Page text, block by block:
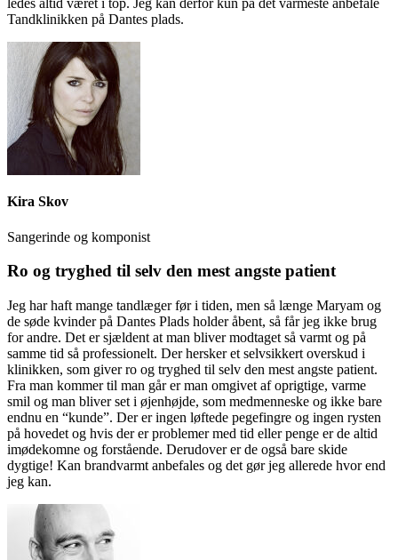
ledes altid været i top. Jeg kan derfor kun på det varmeste anbefale
Tandklinikken på Dantes plads.
Kira Skov
Sangerinde og komponist
Ro og tryghed til selv den mest angste patient
Jeg har haft mange tandlæger før i tiden, men så længe Maryam og
de søde kvinder på Dantes Plads holder åbent, så får jeg ikke brug
for andre. Det er sjældent at man bliver modtaget så varmt og på
samme tid så professionelt. Der hersker et selvsikkert overskud i
klinikken, som giver ro og tryghed til selv den mest angste patient.
Fra man kommer til man går er man omgivet af oprigtige, varme
smil og man bliver set i øjenhøjde, som medmenneske og ikke bare
endnu en “kunde”. Der er ingen løftede pegefingre og ingen rysten
på hovedet og hvis der er problemer med tid eller penge er de altid
imødekomne og forstående. Derudover er de også bare skide
dygtige! Kan brandvarmt anbefales og det gør jeg allerede hvor end
jeg kan.